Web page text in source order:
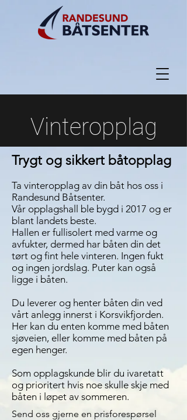
Vinteropplag
Trygt og sikkert båtopplag
Ta vinteropplag av din båt hos oss i
Randesund Båtsenter.
​Vår opplagshall ble bygd i 2017 og er
blant landets beste.
Hallen er fullisolert med varme og
avfukter, dermed har båten din det
tørt og fint hele vinteren. Ingen fukt
og ingen jordslag. Puter kan også
ligge i båten.
Du leverer og henter båten din ved
vårt anlegg innerst i Korsvikfjorden.
Her kan du enten komme med båten
sjøveien, eller komme med båten på
egen henger.
Som opplagskunde blir du ivaretatt
og prioritert hvis noe skulle skje med
båten i løpet av sommeren.
Send oss gjerne en prisforespørsel